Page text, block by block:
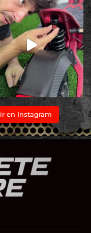
en Instagram